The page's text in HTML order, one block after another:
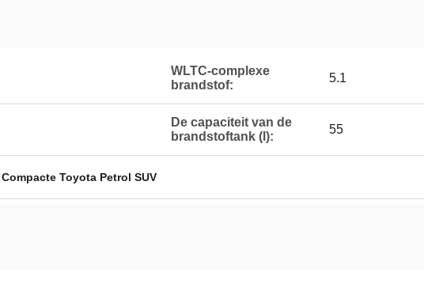
WLTC-complexe
brandstof:
5.1
De capaciteit van de
brandstoftank (l):
55
Compacte Toyota Petrol SUV